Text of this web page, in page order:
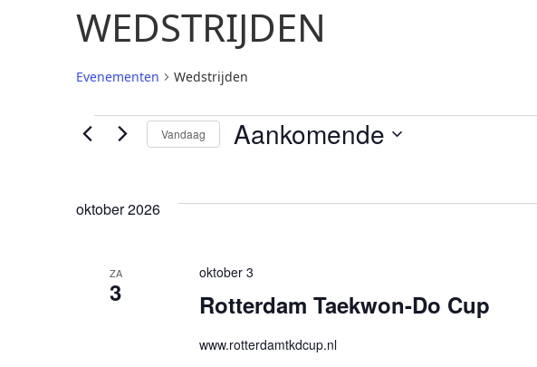
WEDSTRIJDEN
Evenementen Wedstrijden
Evenementen
Vandaag Aankomende
oktober 2026
ZA
3 Rotterdam Taekwon-Do Cup
oktober 3
www.rotterdamtkdcup.nl